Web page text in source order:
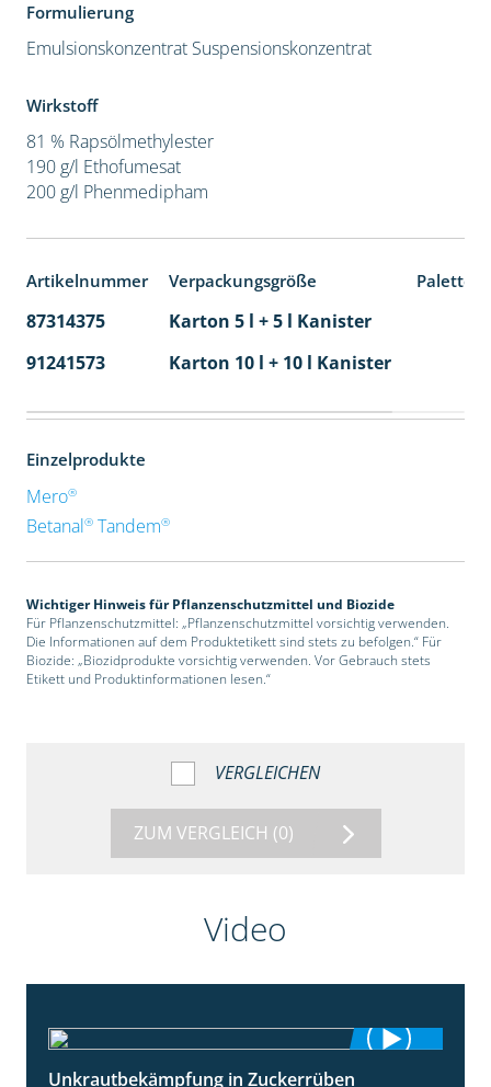
Formulierung
Emulsionskonzentrat Suspensionskonzentrat
Wirkstoff
81 % Rapsölmethylester
190 g/l Ethofumesat
200 g/l Phenmedipham
Artikelnummer Verpackungsgröße
87314375 Karton 5 l + 5 l Kanister
91241573
Karton 10 l + 10 l Kanister
Einzelprodukte
Mero®
Betanal®Tandem®
Wichtiger Hinweis für Pflanzenschutzmittel und Biozide
Für Pflanzenschutzmittel: „Pflanzenschutzmittel vorsichtig verwenden.
Die Informationen auf dem Produktetikett sind stets zu befolgen.“ Für
Biozide: „Biozidprodukte vorsichtig verwenden. Vor Gebrauch stets
Etikett und Produktinformationen lesen.“
VERGLEICHEN
ZUM VERGLEICH (0)
Video
Unkrautbekämpfung in Zuckerrüben